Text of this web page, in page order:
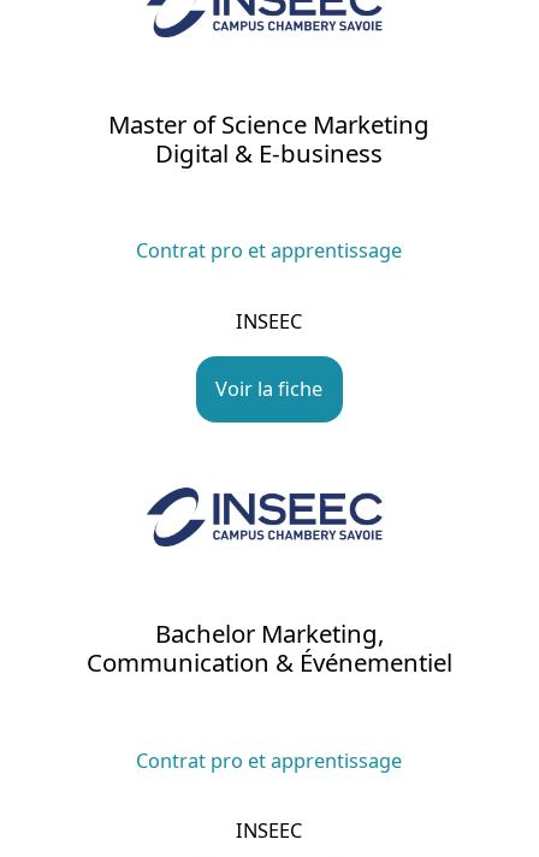
Master of Science Marketing
Digital & E-business
Contrat pro et apprentissage
INSEEC
Voir la fiche
Bachelor Marketing,
Communication & Événementiel
Contrat pro et apprentissage
INSEEC